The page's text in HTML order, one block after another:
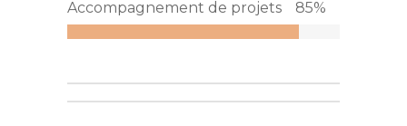
Accompagnement de projets 85%